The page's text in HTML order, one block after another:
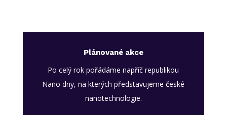
Plánované akce
Po celý rok pořádáme napříč republikou
Nano dny, na kterých představujeme české
nanotechnologie.